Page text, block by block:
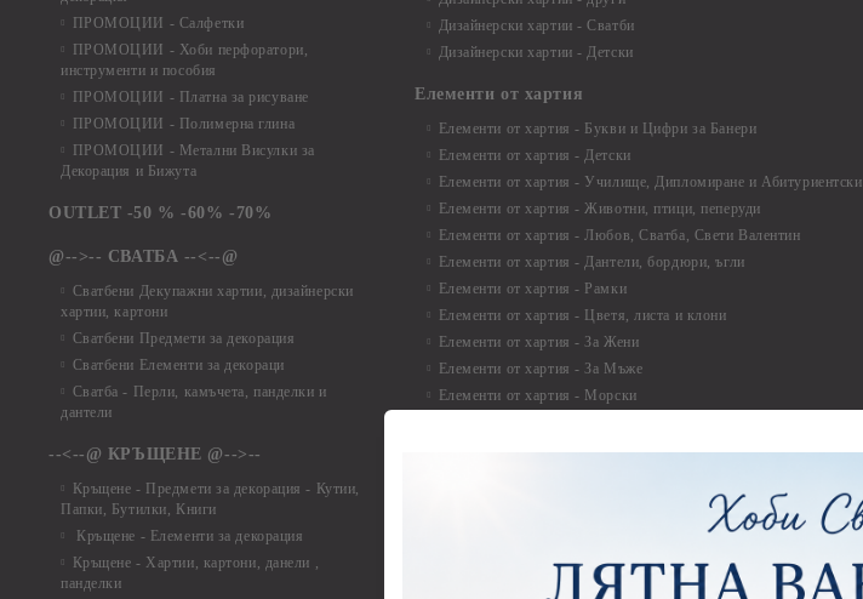
ПРОМОЦИИ - Салфетки
ПРОМОЦИИ - Хоби перфоратори,
инструменти и пособия
ПРОМОЦИИ - Платна за рисуване
ПРОМОЦИИ - Полимерна глина
ПРОМОЦИИ - Метални Висулки за
Декорация и Бижута
OUTLET -50 % -60% -70%
@-->-- СВАТБА --<--@
Сватбени Декупажни хартии, дизайнерски
хартии, картони
Сватбени Предмети за декорация
Сватбени Елементи за декораци
Сватба - Перли, камъчета, панделки и
дантели
--<--@ КРЪЩЕНЕ @-->--
Кръщене - Предмети за декорация - Кутии,
Папки, Бутилки, Книги
Кръщене - Елементи за декорация
Кръщене - Хартии, картони, данели ,
панделки
Дизайнерски хартии - Сватби
Дизайнерски хартии - Детски
Елементи от хартия
Елементи от хартия - Букви и Цифри за Банери
Елементи от хартия - Детски
Елементи от хартия - Училище, Дипломиране и Абитуриентски
Елементи от хартия - Животни, птици, пеперуди
Елементи от хартия - Любов, Сватба, Свети Валентин
Елементи от хартия - Дантели, бордюри, ъгли
Елементи от хартия - Рамки
Елементи от хартия - Цветя, листа и клони
Елементи от хартия - За Жени
Елементи от хартия - За Мъже
Елементи от хартия - Морски
Елементи от хартия - Пътешествия и Фото моменти
Елементи от хартия - Многопластови елементи
Елементи от хартия - Микс елементи